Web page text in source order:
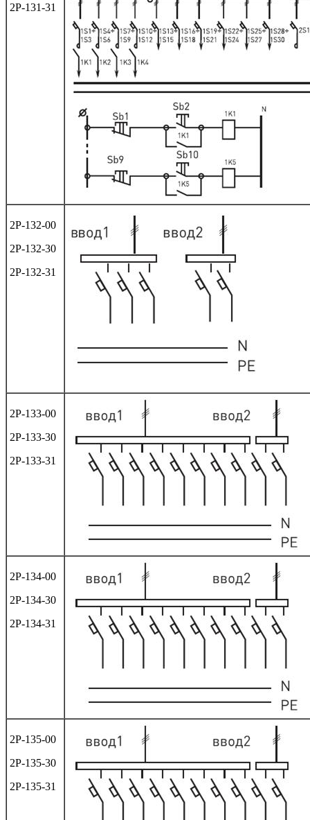
2Р-131-31
2Р-132-00
2Р-132-30
2Р-132-31
2Р-133-00
2Р-133-30
2Р-133-31
2Р-134-00
2Р-134-30
2Р-134-31
2Р-135-00
2Р-135-30
2Р-135-31